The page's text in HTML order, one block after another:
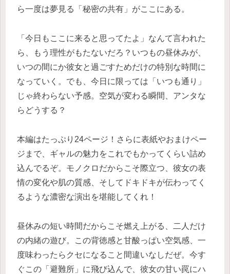
ら一度は夢見る「秘密の共有」がここにある。
「今日もここに来ると思ってたよ」なんて言われた
ら、もう理性がもたないだろ？いつもの昼休みが、
いつの間にか彼女と過ごすためだけの特別な時間に
なっていく。でも、今日に限っては「いつも通り」
じゃ終わらない予感。空気が変わる瞬間、アンタな
らどうする？
本編はたっぷり24ページ！さらに表紙やおまけペー
ジまで、ギャルの魅力をこれでもかってくらい詰め
込んでるぞ。モノクロだからこそ際立つ、彼女の表
情の変化や肌の質感、そしてドキドキが伝わってく
るような濃密な演出を堪能してくれ！
昼休みの短い時間だからこそ燃え上がる、二人だけ
の内緒の遊び。この背徳感と甘酸っぱい空気感、一
度味わったらクセになること間違いなしだぜ。今す
ぐこの「避難所」に飛び込んで、彼女の甘い罠にハ